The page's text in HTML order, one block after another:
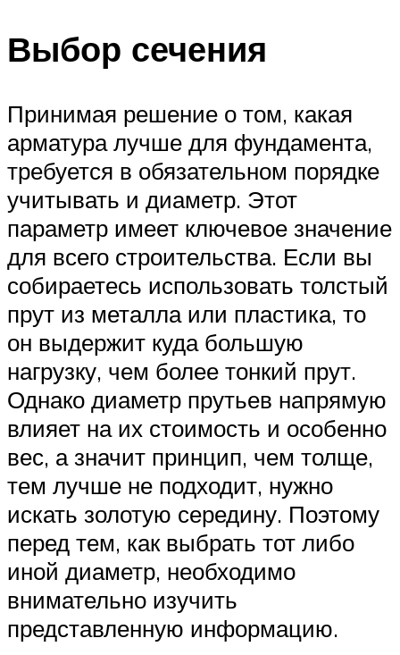
Выбор сечения
Принимая решение о том, какая
арматура лучше для фундамента,
требуется в обязательном порядке
учитывать и диаметр. Этот
параметр имеет ключевое значение
для всего строительства. Если вы
собираетесь использовать толстый
прут из металла или пластика, то
он выдержит куда большую
нагрузку, чем более тонкий прут.
Однако диаметр прутьев напрямую
влияет на их стоимость и особенно
вес, а значит принцип, чем толще,
тем лучше не подходит, нужно
искать золотую середину. Поэтому
перед тем, как выбрать тот либо
иной диаметр, необходимо
внимательно изучить
представленную информацию.